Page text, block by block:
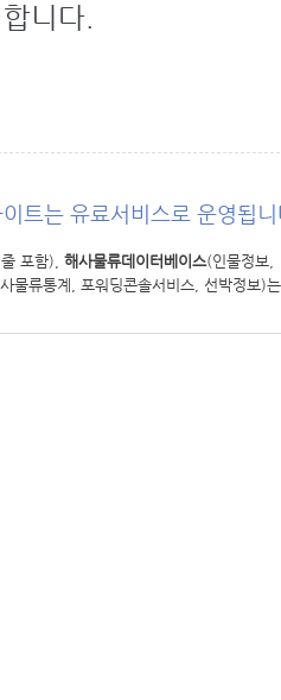
니다.
트는 유료서비스로 운영됩니
포함), 해사물류데이터베이스(인물정보,
물류통계, 포워딩콘솔서비스, 선박정보)는